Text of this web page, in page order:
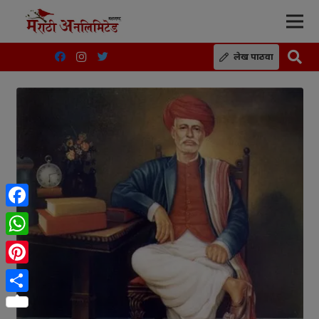
लेख पाठवा
Facebook
WhatsApp
Pinterest
Share